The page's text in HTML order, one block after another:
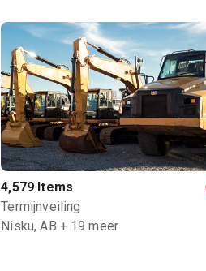
4,579 Items
Termijnveiling
Nisku, AB + 19 meer